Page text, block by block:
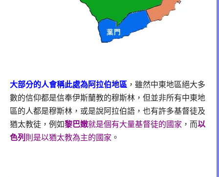
大部分的人會稱此處為阿拉伯地區 ，雖然中東地區絕大多
數的信仰都是信奉伊斯蘭教的穆斯林，但並非所有中東地
區的人都是穆斯林，或是說阿拉伯語，也有許多基督徒及
猶太教徒，例如黎巴嫩就是個有大量基督徒的國家 ，而以
色列 則是以猶太教為主的國家 。